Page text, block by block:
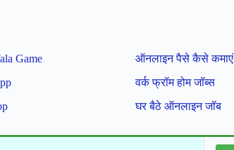
Game
ऑनलाइन पैसे कैसे कमाएं
वर्क फ्रॉम होम जॉब्स
घर बैठे ऑनलाइन जॉब